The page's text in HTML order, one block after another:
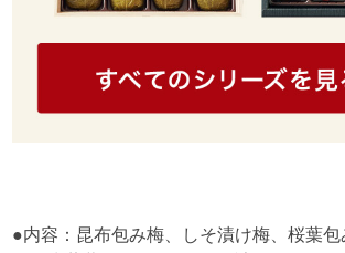
●内容：昆布包み梅、しそ漬け梅、桜葉